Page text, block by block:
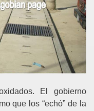
El gobierno
que los “echó” de la